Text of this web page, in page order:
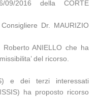
09/2016 della CORTE
Dr. MAURIZIO
ANIELLO che ha
del ricorso.
e dei terzi interessati
ha proposto ricorso